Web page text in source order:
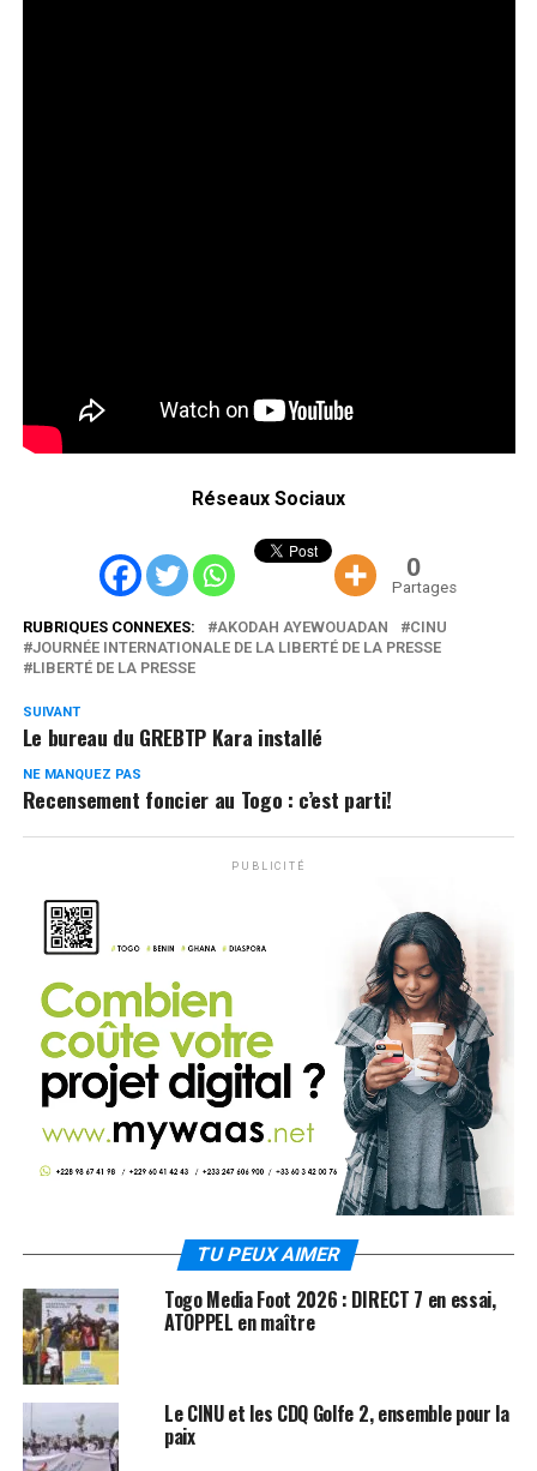
Réseaux Sociaux
0
Partages
RUBRIQUES CONNEXES: AKODAH AYEWOUADAN
CINU
JOURNÉE INTERNATIONALE DE LA LIBERTÉ DE LA PRESSE
LIBERTÉ DE LA PRESSE
SUIVANT
Le bureau du GREBTP Kara installé
NE MANQUEZ PAS
Recensement foncier au Togo : c’est parti!
PUBLICITÉ
TU PEUX AIMER
Togo Media Foot 2026 : DIRECT 7 en essai,
ATOPPEL en maître
Le CINU et les CDQ Golfe 2, ensemble pour la
paix